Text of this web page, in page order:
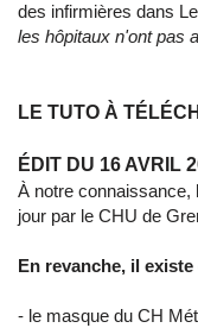
des infirmières dans
les hôpitaux n'ont pas
LE TUTO À
ÉDIT DU 16 AVRIL
À notre connaissance,
jour par le CHU de
En revanche, il
- le masque du CH